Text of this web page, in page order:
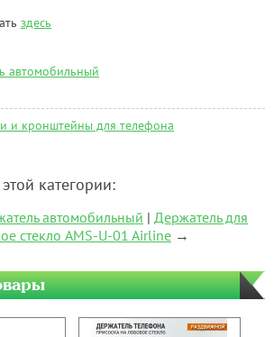
здесь
автомобильный
и кронштейны для телефона
категории:
автомобильный | Держатель для
стекло AMS-U-01 Airline →